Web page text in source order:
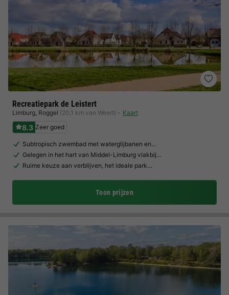
Recreatiepark de Leistert
Limburg, Roggel (20,1 km van Weert) Kaart
8.3 Zeer goed
Subtropisch zwembad met waterglijbanen en…
Gelegen in het hart van Middel-Limburg vlakbij…
Ruime keuze aan verblijven, het ideale park…
Toon prijzen